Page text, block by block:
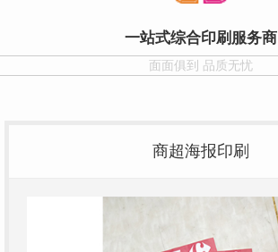
一站式综合印刷服务商
面面俱到 品质无忧
商超海报印刷